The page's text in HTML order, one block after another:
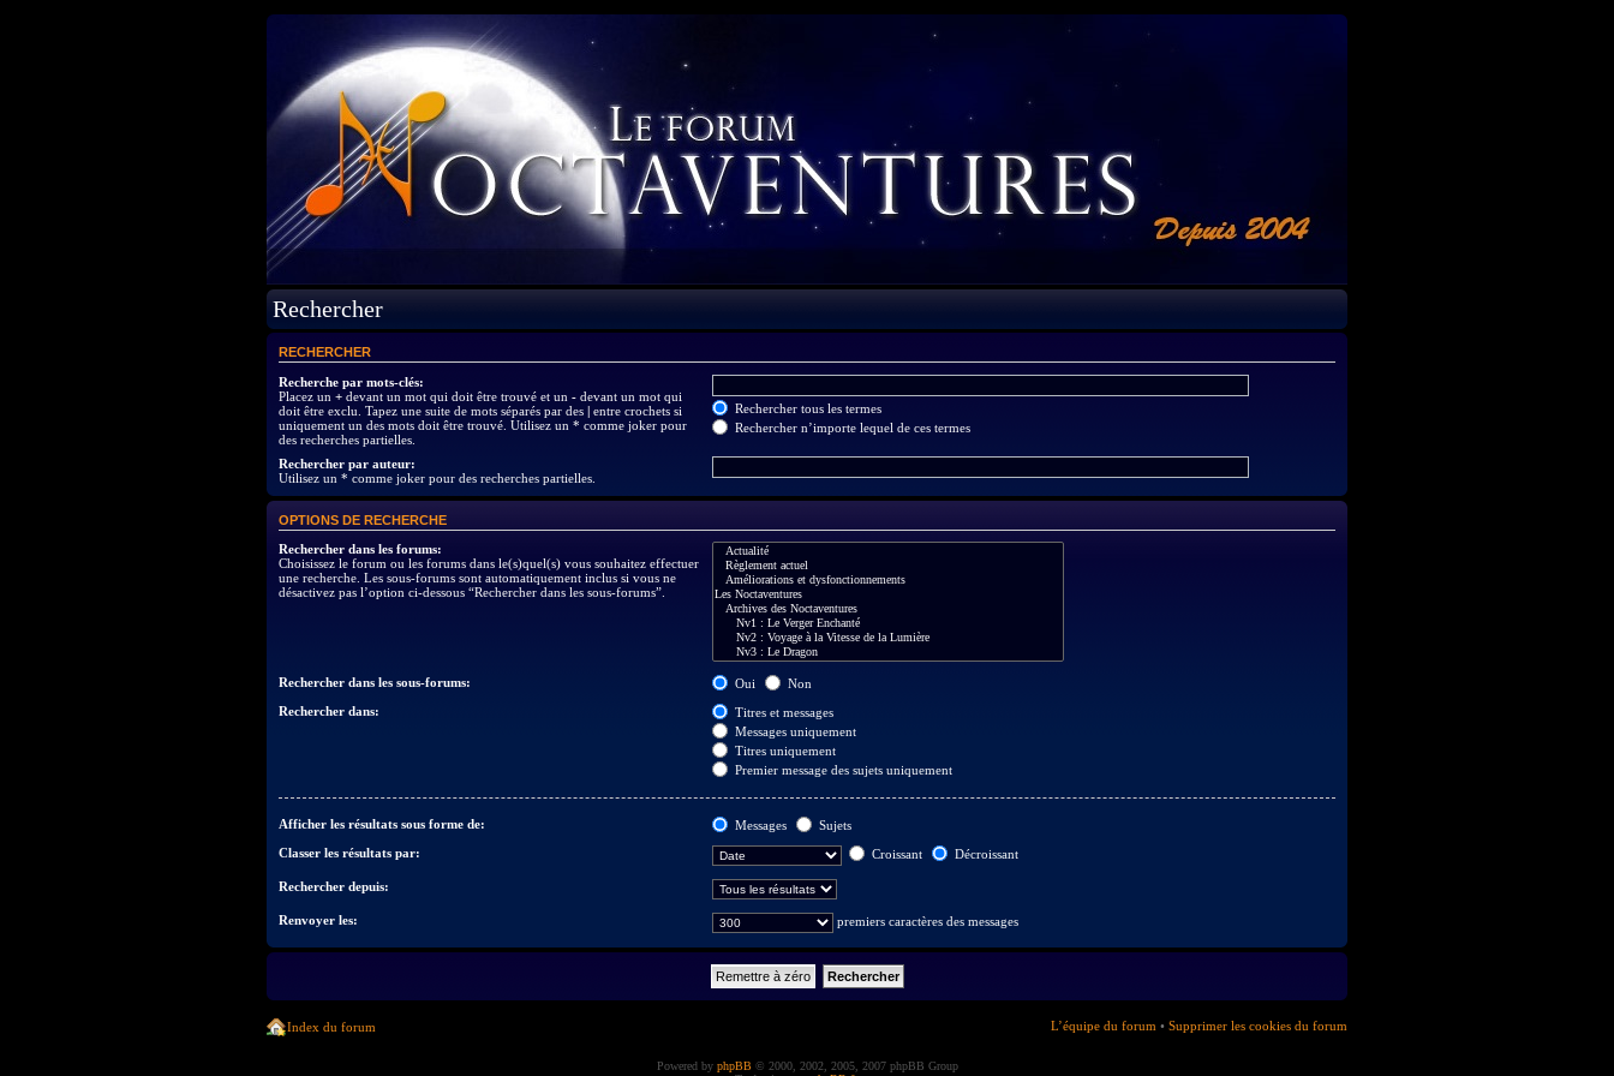
Rechercher
RECHERCHER
Recherche par mots-clés:
Placez un + devant un mot qui doit être trouvé et un - devant un mot qui
doit être exclu. Tapez une suite de mots séparés par des | entre crochets si
uniquement un des mots doit être trouvé. Utilisez un * comme joker pour
des recherches partielles.
Rechercher tous les termes
Rechercher n’importe lequel de ces termes
Rechercher par auteur:
Utilisez un * comme joker pour des recherches partielles.
OPTIONS DE RECHERCHE
Rechercher dans les forums:
Choisissez le forum ou les forums dans le(s)quel(s) vous souhaitez effectuer
une recherche. Les sous-forums sont automatiquement inclus si vous ne
désactivez pas l’option ci-dessous “Rechercher dans les sous-forums”.
Rechercher dans les sous-forums: Oui
Non
Rechercher dans:
Titres et messages
Messages uniquement
Titres uniquement
Premier message des sujets uniquement
Afficher les résultats sous forme de: Messages
Sujets
Classer les résultats par:
Croissant Décroissant
Rechercher depuis:
Renvoyer les: premiers caractères des messages
Index du forum L’équipe du forum • Supprimer les cookies du forum
Powered by phpBB© 2000, 2002, 2005, 2007 phpBB Group